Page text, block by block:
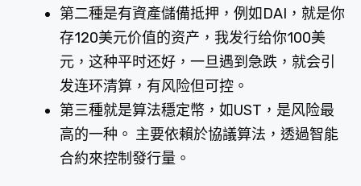
第二種是有資產儲備抵押，例如DAI，就是你
存120美元价值的资产，我发行给你100美
元，这种平时还好，一旦遇到急跌，就会引
发连环清算，有风险但可控。
第三種就是算法穩定幣，如UST，是风险最
高的一种。 主要依賴於協議算法，透過智能
合約來控制發行量。